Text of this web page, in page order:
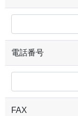
電話番号
FAX